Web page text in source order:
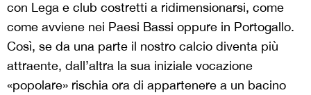
con Lega e club costretti a ridimensionarsi, come
come avviene nei Paesi Bassi oppure in Portogallo.
Così, se da una parte il nostro calcio diventa più
attraente, dall’altra la sua iniziale vocazione
«popolare» rischia ora di appartenere a un bacino